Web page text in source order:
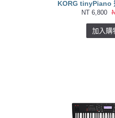
KORG tinyPiano
NT 6,800
加入購